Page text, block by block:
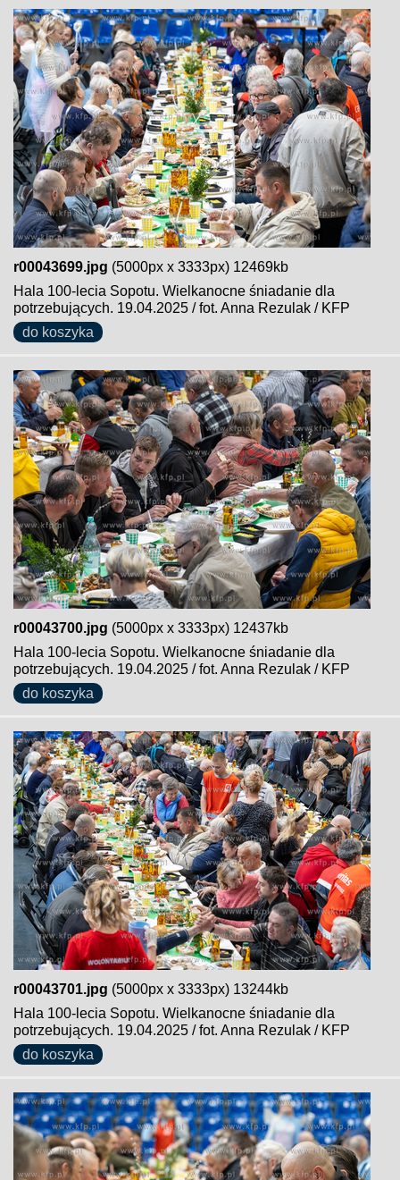
r00043699.jpg (5000px x 3333px) 12469kb
Hala 100-lecia Sopotu. Wielkanocne śniadanie dla
potrzebujących. 19.04.2025 / fot. Anna Rezulak / KFP
do koszyka
r00043700.jpg (5000px x 3333px) 12437kb
Hala 100-lecia Sopotu. Wielkanocne śniadanie dla
potrzebujących. 19.04.2025 / fot. Anna Rezulak / KFP
do koszyka
r00043701.jpg (5000px x 3333px) 13244kb
Hala 100-lecia Sopotu. Wielkanocne śniadanie dla
potrzebujących. 19.04.2025 / fot. Anna Rezulak / KFP
do koszyka